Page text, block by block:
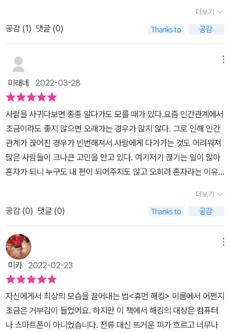
한 심리유형분석을 전화하기 전에 추정해 보았거나 전화통화 중에 분
관심인)에 대한 자기의 페르소나(역할) 설정과 '라포르'(유대감, 연대
화개요'를 구성해보고 안배했다는 느낌을 당시에도 강력히 받았
다. 당시에 나로서는 사회공학(휴먼해킹)에 대한 배경지식이 없었지
만 사회공학과 같은 계열이랄 수 있는 콜드리딩이나 다크아트 등에
대한 반감이 있을 때라 더더욱 방화벽이 확고해졌던 것 같다. 분명 그
판매자님은 어떠한 조종을 하려는 의도가 아니라 좋은 것을 권한다는
정당성과 호의가 있었다고 생각한다. 본서에서도 언급되듯 사회공학
강의에서는 타인에게 좋은 영향을 주는 것에 대해 주목하도록 하고
영향력을 행사하는 것과 조종을 다르다고 정의하고 있다. '영향력을
행사하는 비결은 상대방이 나와 비슷하게 생각하도록 함으로써 그
에게 최선이 되도록 하는 것이다. 이에 반해서 조종은 사람들의 감정
을 악용하여, 그에게 어떤 영향이 미치든 상관없이 상대방이 억지
로 내가 원하는 대로 행동하게 하는 것이다.' 위의 영향력과 조종의
대조문구를 보며 차이가 있다고 느끼는 분들도 있으실 거다. 하지만
과연 진정한 차이가 있는가? 수식어와 미사어구를 우선 보자. '나와
비슷하게 생각하도록 함으로써... 자발적으로 나의 소원에 부응하게
하고... 그것이 그의 생각이자 그에게 최선이 되도록...' 나의 의도에 대
지, 그리고 이에 어떻게 방어해야 할지도 상세하게 알려준다. 그 외에
도 상대방의 몸짓언어를 정확하게 해석하면 그의 심리나 정신을 해킹
하는 데에 큰 도움이 되며 휴먼 해킹을 방해하는 치명적인 실패 원인
5가지와 취업 면접 등 중요한 대화를 앞두었을 때 이를 치밀하게 준
비하는 10가지 단계도 읽어볼 수 있었다.
카네기의 ‘인간관계론’인데, 이 책은 보다 현대적이고 전략적인 관점
의 인간관계론이라고도 할 수 있다. 이 책에서 소개하는 휴먼 해킹의
각되었다. 예를 들어 이 책에서는 ‘밑밥 깔기’라는 기술이 소개되는
데, 이것이 수행되기 위해서는 목표를 달성할 가능성이 커지도록 대
화의 맥락이나 상황을 조정하는 세부 기술이 필요하다. 이때 상대방
의 심리를 나의 맥락으로 끌어들이는 첫 단계가 바로 ‘공감’인 것이다.
저자가 자주 강조하는, 어쩌면 이 책의 가장 중요한 메시지는 바로 휴
먼 해킹의 대상이 나를 만난 일이 잘된 것이라는 생각을 품게 하는 것
이다. 생각뿐만 아니라 실제로 잘된 일이 되어야 한다고까지 말한
다. 내가 원하는 것을 얻으면서 상대방에게 잘된 일이 되도록 하는
조한다. 휴먼 해킹은 단순히 상대방을 분석하고 이해하여 원하는 것
을 얻는 기술이 아니다. 자신과 타인의 감정을 객관적으로 볼 수 있는
연습이 필요하며, 한 사람 안에 있는 다양한 사회적인 역할과 정체성
을 상황과 필요에 맞게 전략적으로 선택할 수 있는 것도 길러야 될 능
력이다. 무엇보다 목표 대상으로 하여금 나에 대한 비판적인 감정이
일어나지 않도록 하는 것이 관건이다.이 책은 인류학에서 접할 수 있
는 ‘라포르’ 즉 친밀감을 형성하는 구체적인 기술과 사례도 소개하고
있는데, 흥미로운 것은 이 라포르 형성 과정이 성공하면 인간의 뇌에
서 옥시토신이라는 성분이 나온다고 한다. 이 호르몬이 분비되면 사
람이 다른 사람에 대해서 더 너그러워지고 신뢰감이 높아진다고 한
리숙하지는 않지만 여전히 남의 마음을 꿰뚫어 보는 능력 같은 것은
없다. 저자는 남의 마음을 해킹하는 휴먼 해커라고 자신을 소개한다.
보안 자문 및 권력 교육을 제공하는 회사를 운영하고 있는데, 저자는
이런 휴먼 해킹이라는 기술이 전 세계 지능범죄자들이 주로 쓰는 수
이용하여 설득하는 방법을 강의할 정도로 이런 기술은 전혀 낯선 것
이 아니다. 나쁜 마음으로 이 책을 쓰지 말라고 경고를 하고 있는데,
책을 읽는다고 바로 그런 기술을 터득할 수 있는 것은 아니지만 그런
일들이 어떻게 돌아가고 어떤 심리로 설득에 넘어가는지 그 수법을
엿볼수 있다는 점에서 일반 독자들에게도 도움이 될 책이다. 머리말
에는 약간의 과장이 들어간 것 같은 새로운 초능력을 알려준다고 이
야기 한다.자신 만만한 저자의 기술들은 상당히 설득력이 있음은 물
론이다. 그렇다고 이런 책의 내용들이 아주 새로운 것들은 아니다. 심
리학 서적 등에 관심이 많았던 독자라면 익숙한 이야기들도 포함이
보았거나 좀 더 대중적인 로버트 그린의 책 정도는 읽어본 사람이라
면 말이다. 자신을 알고 되어야 하는 사람이 되고, 방법을 확실히 정하
라는 초반의 조언은 9가지 기술 중에서 가장 기초적인 부분이다. 일
상생활에도 우리 모르게 이런 기술이 사용되고 있다.광고를 만드는
제작사에서는 그런 기술들을 연구한다고 한다. 코카콜라의 광고나 리
바이스 광고는 언듯 보기에 제품 홍보에 관심이 없는 듯한 광고를 내
보낸다. 그러나 그런 광고 이미지는 제품에 대한 이미지를 생성시켜
더보기
공감 (1) 댓글 (0)
미래네 2022-03-28
사람을 사귀다보면 종종 알다가도 모를 때가 있다.요즘 인간관계에서
조금이라도 좋지 않으면 오래가는 경우가 많지 않다. 그로 인해 인간
관계가 끊어진 경우가 빈번해져서 사람에게 다가가는 것도 어려워져
많은 사람들이 크나큰 고민을 안고 있다. 여기저기 끊기는 일이 많아
혼자가 되니 누구도 내 편이 되어주지도 않고 오히려 혼자라는 이유
는 채 상대에게 휘둘려서 자신을 구렁텅이에 넣게 만들고 사람들과
갈등이 있어서 누구랑 사귀고 이야기를 할 수 있을지 매순간 고민이
깊어지고 있다. 그래서 인간의 심리를 좀 더 많이 알아가며 더이상 나
를 함부로 건들지 않고 무기로 만들 수 있는 화술에 대한 법을 알아보
고자 이 책을 보기 시작했다.1646541045112.jpg대표사진 삭제사
진 설명을 입력하세요.이 책의 이름은 『휴먼해킹』이다.​이 책은 남의
컴퓨터를 해킹하듯 사람의 마음도 쉽게 해킹하여 내가 바라던대로 흘
러가도록 만들어주는 인간심리 침략기술 9가지를 알려주는 자기계발
서다.이 책의 본문을 보기에 앞서 초반부에 적어진 내용을 봐두어야
할 거 같다. 해당글은 경고문이자 서약서로 적어진 문구에 봐야할 거
더보기
공감 (0) 댓글 (0)
미카2022-02-23
자신에게서 최상의 모습을 끌어내는 법​​<휴먼 해킹> 이름에서 어쩐지
조금은 거부감이 들었어요. 하지만 이 책에서 해킹의 대상은 컴퓨터
나 스마트폰이 아니었습니다. 전류 대신 뜨거운 피가 흐르고 너무나